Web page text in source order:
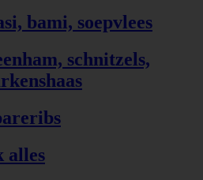
bami, soepvlees
schnitzels,
alles